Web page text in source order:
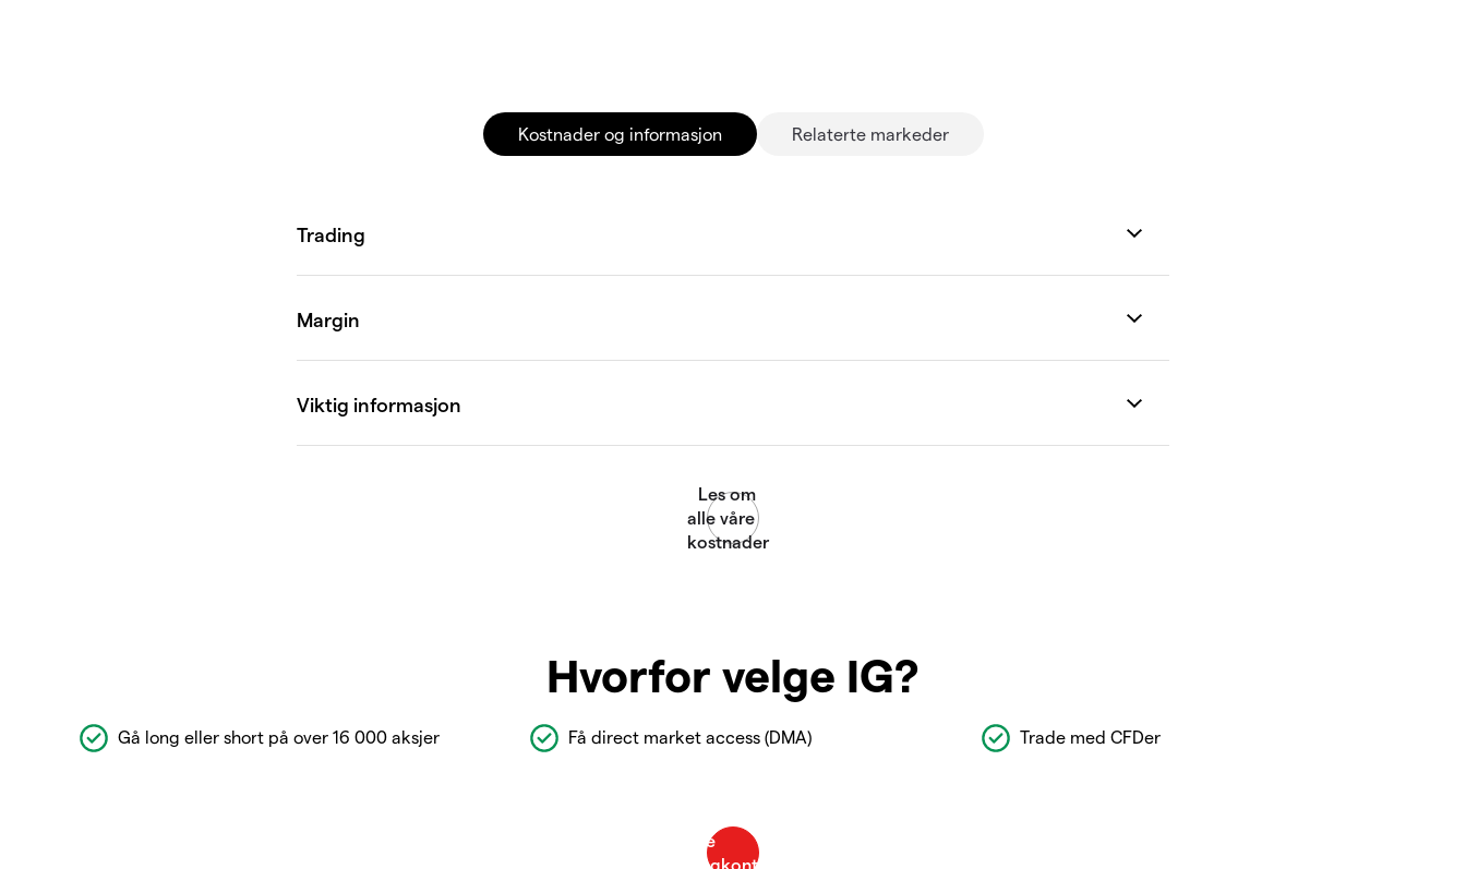
Kostnader og informasjon Relaterte markeder
Hvorfor velge IG?
Gå long eller short på over 16 000 aksjer Få direct market access (DMA) Trade med CFDer